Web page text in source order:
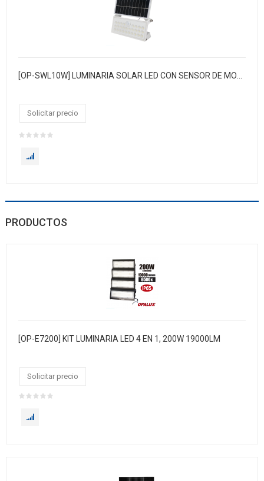
[OP-SWL10W] LUMINARIA SOLAR LED CON SENSOR DE MOVIMIENTO Y FOTOCELDA
Solicitar precio
PRODUCTOS
[OP-E7200] KIT LUMINARIA LED 4 EN 1, 200W 19000LM
Solicitar precio